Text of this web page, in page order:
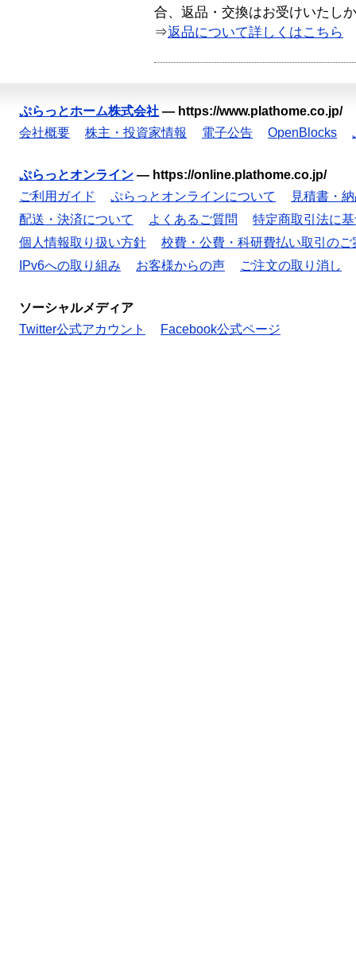
合、返品・交換はお受けいたし
⇒返品について詳しくはこちら
ぷらっとホーム株式会社 — https://www.plathome.co.jp/
会社概要
株主・投資家情報 電子公告 OpenBlocks
ぷらっとオンライン — https://online.plathome.co.jp/
ご利用ガイド
ぷらっとオンラインについて
見積書・
配送・決済について
よくあるご質問
特定商取引法に
個人情報取り扱い方針
校費・公費・科研費払い取引のご
IPv6への取り組み
お客様からの声 ご注文の取り消し
ソーシャルメディア
Twitter公式アカウント
Facebook公式ページ